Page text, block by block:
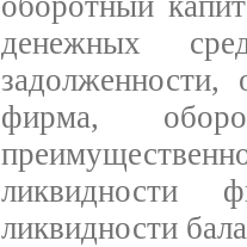
денежных
задолженности,
фирма,
ликвидности
ликвидности